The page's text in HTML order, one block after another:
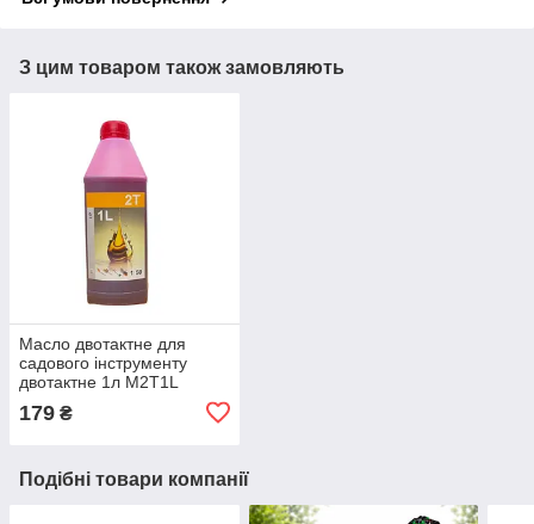
З цим товаром також замовляють
Масло двотактне для
садового інструменту
двотактне 1л M2T1L
179 ₴
Подібні товари компанії